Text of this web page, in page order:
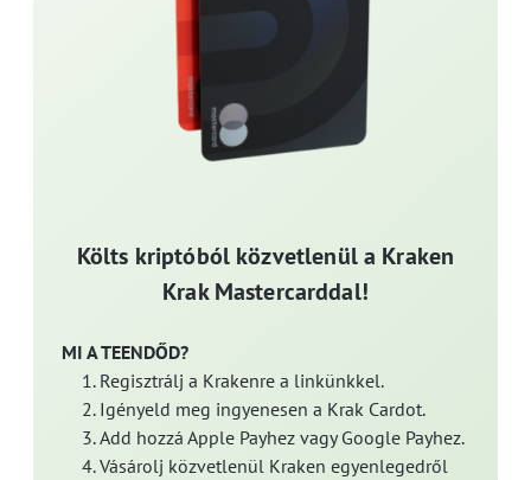
Költs kriptóból közvetlenül a Kraken
Krak Mastercarddal!
MI A TEENDŐD?
Regisztrálj a Krakenre a linkünkkel.
Igényeld meg ingyenesen a Krak Cardot.
Add hozzá Apple Payhez vagy Google Payhez.
Vásárolj közvetlenül Kraken egyenlegedről